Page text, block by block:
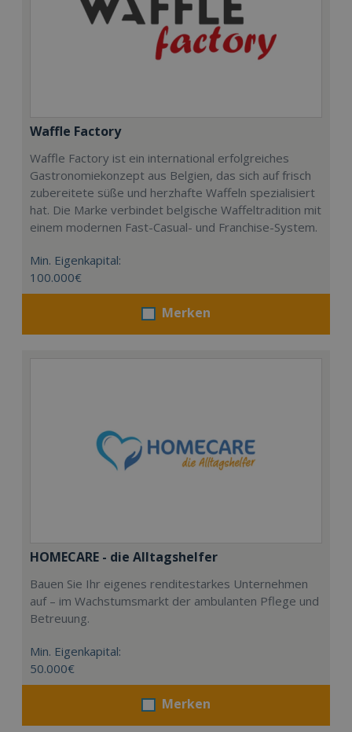
Waffle Factory
Waffle Factory ist ein international erfolgreiches
Gastronomiekonzept aus Belgien, das sich auf frisch
zubereitete süße und herzhafte Waffeln spezialisiert
hat. Die Marke verbindet belgische Waffeltradition mit
einem modernen Fast-Casual- und Franchise-System.
Min. Eigenkapital:
100.000€
Merken
HOMECARE - die Alltagshelfer
Bauen Sie Ihr eigenes renditestarkes Unternehmen
auf – im Wachstumsmarkt der ambulanten Pflege und
Betreuung.
Min. Eigenkapital:
50.000€
Merken